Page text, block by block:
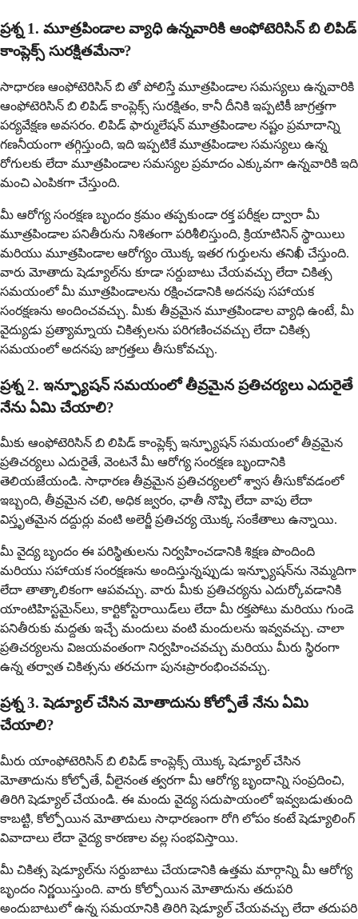
ప్రశ్న 1. మూత్రపిండాల వ్యాధి ఉన్నవారికి ఆంఫోటెరిసిన్ బి లిపిడ్
కాంప్లెక్స్ సురక్షితమేనా?
సాధారణ ఆంఫోటెరిసిన్ బి తో పోలిస్తే మూత్రపిండాల సమస్యలు ఉన్నవారికి
ఆంఫోటెరిసిన్ బి లిపిడ్ కాంప్లెక్స్ సురక్షితం, కానీ దీనికి ఇప్పటికీ జాగ్రత్తగా
పర్యవేక్షణ అవసరం. లిపిడ్ ఫార్ములేషన్ మూత్రపిండాల నష్టం ప్రమాదాన్ని
గణనీయంగా తగ్గిస్తుంది, ఇది ఇప్పటికే మూత్రపిండాల సమస్యలు ఉన్న
రోగులకు లేదా మూత్రపిండాల సమస్యల ప్రమాదం ఎక్కువగా ఉన్నవారికి ఇది
మంచి ఎంపికగా చేస్తుంది.
మీ ఆరోగ్య సంరక్షణ బృందం క్రమం తప్పకుండా రక్త పరీక్షల ద్వారా మీ
మూత్రపిండాల పనితీరును నిశితంగా పరిశీలిస్తుంది, క్రియాటినిన్ స్థాయిలు
మరియు మూత్రపిండాల ఆరోగ్యం యొక్క ఇతర గుర్తులను తనిఖీ చేస్తుంది.
వారు మోతాదు షెడ్యూల్‌ను కూడా సర్దుబాటు చేయవచ్చు లేదా చికిత్స
సమయంలో మీ మూత్రపిండాలను రక్షించడానికి అదనపు సహాయక
సంరక్షణను అందించవచ్చు. మీకు తీవ్రమైన మూత్రపిండాల వ్యాధి ఉంటే, మీ
వైద్యుడు ప్రత్యామ్నాయ చికిత్సలను పరిగణించవచ్చు లేదా చికిత్స
సమయంలో అదనపు జాగ్రత్తలు తీసుకోవచ్చు.
ప్రశ్న 2. ఇన్ఫ్యూషన్ సమయంలో తీవ్రమైన ప్రతిచర్యలు ఎదురైతే
నేను ఏమి చేయాలి?
మీకు ఆంఫోటెరిసిన్ బి లిపిడ్ కాంప్లెక్స్ ఇన్ఫ్యూషన్ సమయంలో తీవ్రమైన
ప్రతిచర్యలు ఎదురైతే, వెంటనే మీ ఆరోగ్య సంరక్షణ బృందానికి
తెలియజేయండి. సాధారణ తీవ్రమైన ప్రతిచర్యలలో శ్వాస తీసుకోవడంలో
ఇబ్బంది, తీవ్రమైన చలి, అధిక జ్వరం, ఛాతీ నొప్పి లేదా వాపు లేదా
విస్తృతమైన దద్దుర్లు వంటి అలెర్జీ ప్రతిచర్య యొక్క సంకేతాలు ఉన్నాయి.
మీ వైద్య బృందం ఈ పరిస్థితులను నిర్వహించడానికి శిక్షణ పొందింది
మరియు సహాయక సంరక్షణను అందిస్తున్నప్పుడు ఇన్ఫ్యూషన్‌ను నెమ్మదిగా
లేదా తాత్కాలికంగా ఆపవచ్చు. వారు మీకు ప్రతిచర్యను ఎదుర్కోవడానికి
యాంటిహిస్టమైన్‌లు, కార్టికోస్టెరాయిడ్‌లు లేదా మీ రక్తపోటు మరియు గుండె
పనితీరుకు మద్దతు ఇచ్చే మందులు వంటి మందులను ఇవ్వవచ్చు. చాలా
ప్రతిచర్యలను విజయవంతంగా నిర్వహించవచ్చు మరియు మీరు స్థిరంగా
ఉన్న తర్వాత చికిత్సను తరచుగా పునఃప్రారంభించవచ్చు.
ప్రశ్న 3. షెడ్యూల్ చేసిన మోతాదును కోల్పోతే నేను ఏమి
చేయాలి?
మీరు యాంఫోటెరిసిన్ బి లిపిడ్ కాంప్లెక్స్ యొక్క షెడ్యూల్ చేసిన
మోతాదును కోల్పోతే, వీలైనంత త్వరగా మీ ఆరోగ్య బృందాన్ని సంప్రదించి,
తిరిగి షెడ్యూల్ చేయండి. ఈ మందు వైద్య సదుపాయంలో ఇవ్వబడుతుంది
కాబట్టి, కోల్పోయిన మోతాదులు సాధారణంగా రోగి లోపం కంటే షెడ్యూలింగ్
వివాదాలు లేదా వైద్య కారణాల వల్ల సంభవిస్తాయి.
మీ చికిత్స షెడ్యూల్‌ను సర్దుబాటు చేయడానికి ఉత్తమ మార్గాన్ని మీ ఆరోగ్య
బృందం నిర్ణయిస్తుంది. వారు కోల్పోయిన మోతాదును తదుపరి
అందుబాటులో ఉన్న సమయానికి తిరిగి షెడ్యూల్ చేయవచ్చు లేదా తదుపరి